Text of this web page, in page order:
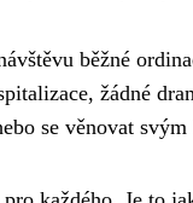
běžné
žádné
se věnovat